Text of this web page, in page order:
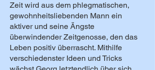
Zeit wird aus dem phlegmatischen,
gewohnheitsliebenden Mann ein
aktiver und seine Ängste
überwindender Zeitgenosse, den das
Leben positiv überrascht. Mithilfe
verschiedenster Ideen und Tricks